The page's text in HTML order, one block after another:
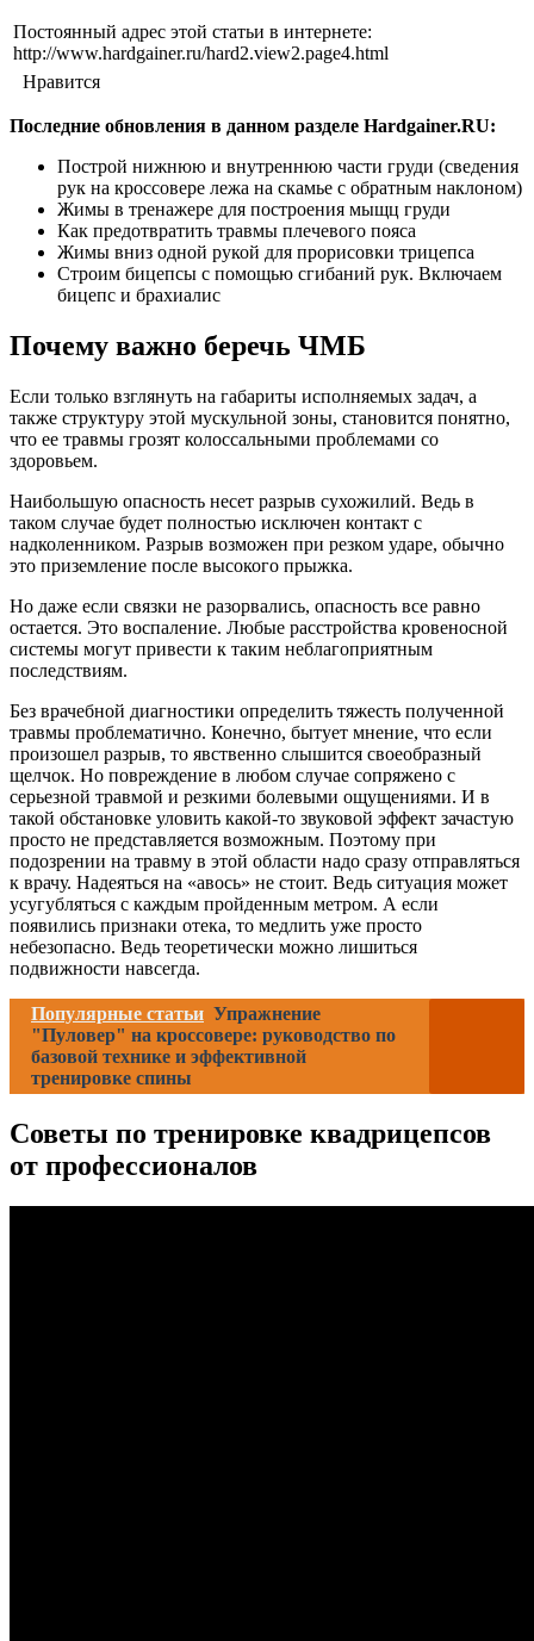
Постоянный адрес этой статьи в интернете:
http://www.hardgainer.ru/hard2.view2.page4.html
Нравится
Последние обновления в данном разделе Hardgainer.RU:
Построй нижнюю и внутреннюю части груди (сведения
рук на кроссовере лежа на скамье с обратным наклоном)
Жимы в тренажере для построения мыщц груди
Как предотвратить травмы плечевого пояса
Жимы вниз одной рукой для прорисовки трицепса
Строим бицепсы с помощью сгибаний рук. Включаем
бицепс и брахиалис
Почему важно беречь ЧМБ
Если только взглянуть на габариты исполняемых задач, а
также структуру этой мускульной зоны, становится понятно,
что ее травмы грозят колоссальными проблемами со
здоровьем.
Наибольшую опасность несет разрыв сухожилий. Ведь в
таком случае будет полностью исключен контакт с
надколенником. Разрыв возможен при резком ударе, обычно
это приземление после высокого прыжка.
Но даже если связки не разорвались, опасность все равно
остается. Это воспаление. Любые расстройства кровеносной
системы могут привести к таким неблагоприятным
последствиям.
Без врачебной диагностики определить тяжесть полученной
травмы проблематично. Конечно, бытует мнение, что если
произошел разрыв, то явственно слышится своеобразный
щелчок. Но повреждение в любом случае сопряжено с
серьезной травмой и резкими болевыми ощущениями. И в
такой обстановке уловить какой-то звуковой эффект зачастую
просто не представляется возможным. Поэтому при
подозрении на травму в этой области надо сразу отправляться
к врачу. Надеяться на «авось» не стоит. Ведь ситуация может
усугубляться с каждым пройденным метром. А если
появились признаки отека, то медлить уже просто
небезопасно. Ведь теоретически можно лишиться
подвижности навсегда.
Популярные статьи Упражнение
"Пуловер" на кроссовере: руководство по
базовой технике и эффективной
тренировке спины
Советы по тренировке квадрицепсов
от профессионалов